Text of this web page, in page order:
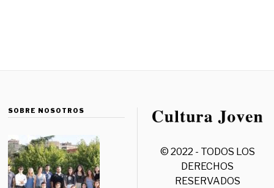
SOBRE NOSOTROS
© 2022 - TODOS LOS
DERECHOS
RESERVADOS